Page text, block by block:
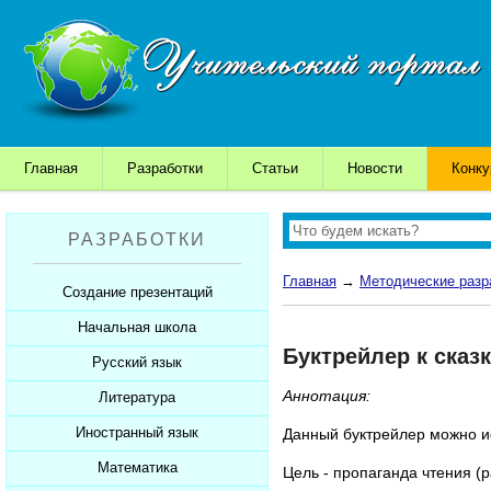
Главная Разработки Статьи Новости
РАЗРАБОТКИ
Создание презентаций
Шаблоны для презентаций
Советы начинающим
Советы дедушки
К презентации...
Начальная школа
Уроки
Презентации
Мультимедийные тесты
Печатные тесты
Русский язык
Уроки
Презентации
Мультимедийные тесты
Литература
Уроки
Презентации
Иностранный язык
Уроки
Математика
Главная → Методические
Буктрейлер к
Аннотация:
Данный буктрейлер можно
Цель - пропаганда чтения